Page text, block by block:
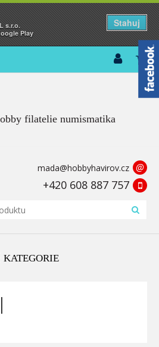
s.r.o.
Play
Stahuj
filatelie numismatika
mada@hobbyhavirov.cz @
+420 608 887 757
KATEGORIE